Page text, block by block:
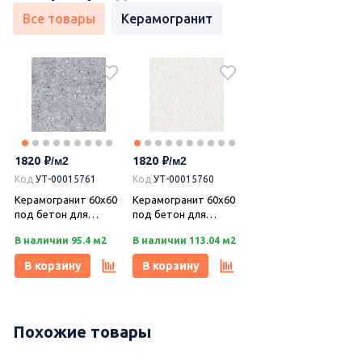
Все товары Керамогранит
1820
Код УТ-00015761
Керамогранит 60х60
под бетон для
Dako (Дако) E-5011
Level
В наличии 95.4 м2
В корзину
1820
Код УТ-00015760
Керамогранит 60х60
под бетон для
Dako (Дако) E-5010
Level
В наличии 113.04 м2
В корзину
Похожие товары